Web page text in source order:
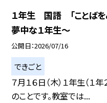
１年生 国語 「ことばを
夢中な１年生～
公開日 2026/07/16
できごと
７月１６日（木）１年生（１
のことです。教室では...